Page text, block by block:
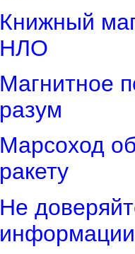
Книжный
НЛО
Магнитное
разум
Марсоход
ракету
Не
информации